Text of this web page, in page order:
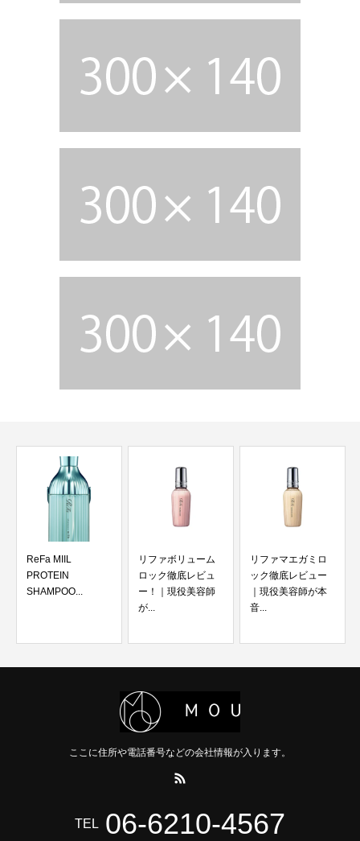
リファボリューム
ロック徹底レビュ
ー！｜現役美容師
リファマエガミロ
ック徹底レビュー
｜現役美容師が本
音...
【美容師が本音レ
ビュー】リファロ
ックオイルライト
は...
ここに住所や電話番号などの会社情報が入ります。
TEL 06-6210-4567